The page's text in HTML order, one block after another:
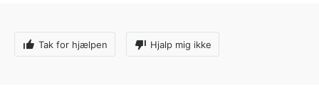
Tak for hjælpen Hjalp mig ikke